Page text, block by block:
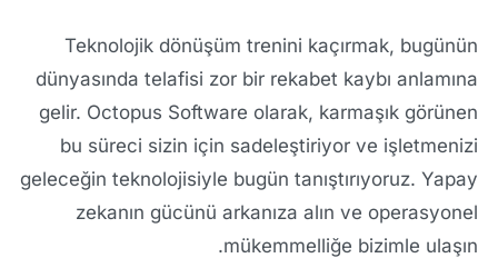
Teknolojik dönüşüm trenini kaçırmak, bugünün
dünyasında telafisi zor bir rekabet kaybı anlamına
gelir. Octopus Software olarak, karmaşık görünen
bu süreci sizin için sadeleştiriyor ve işletmenizi
geleceğin teknolojisiyle bugün tanıştırıyoruz. Yapay
zekanın gücünü arkanıza alın ve operasyonel
mükemmelliğe bizimle ulaşın.